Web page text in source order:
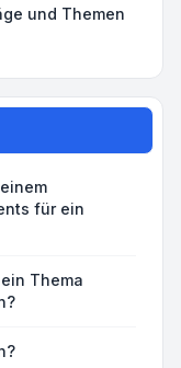
und Themen
für ein
Thema